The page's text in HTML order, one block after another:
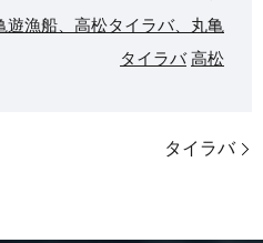
遊漁船、高松タイラバ、丸亀
タイラバ 高松
タイラバ